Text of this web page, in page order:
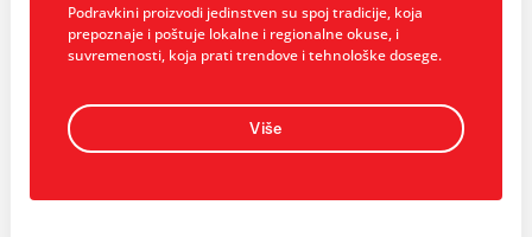
Podravkini proizvodi jedinstven su spoj tradicije, koja
prepoznaje i poštuje lokalne i regionalne okuse, i
suvremenosti, koja prati trendove i tehnološke dosege.
Više